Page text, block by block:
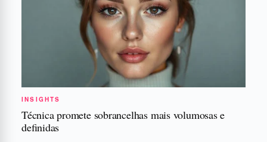
INSIGHTS
Técnica promete sobrancelhas mais volumosas e
definidas